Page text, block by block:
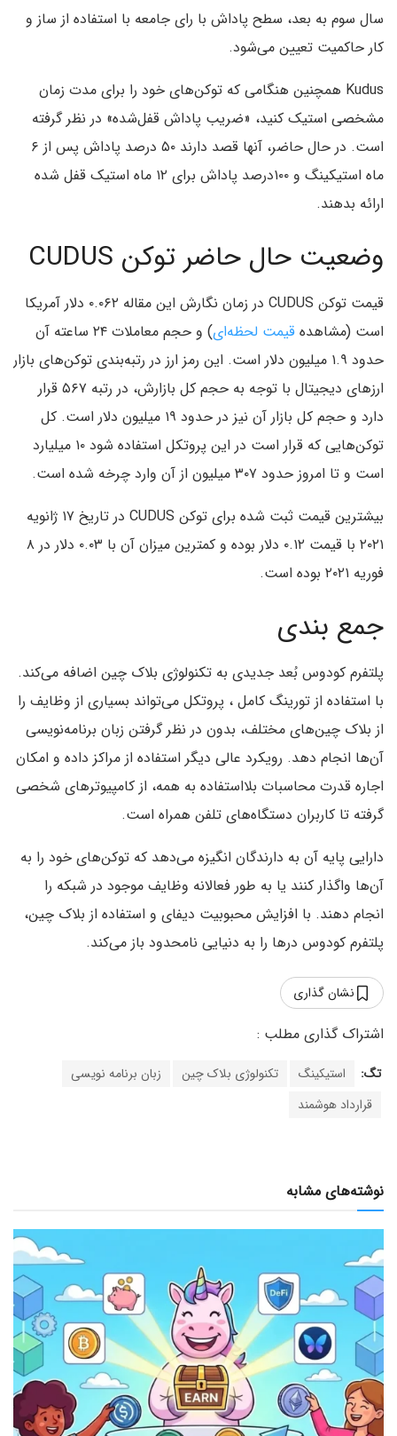
سال سوم به بعد، سطح پاداش با رای جامعه با استفاده از ساز و
کار حاکمیت تعیین می‌شود.
Kudus‌ همچنین هنگامی که توکن‌های خود را برای مدت زمان
مشخصی استیک کنید، «ضریب پاداش قفل‌شده» در نظر گرفته
است. در حال حاضر، آنها قصد دارند ۵۰ درصد پاداش پس از ۶
ماه استیکینگ و ۱۰۰درصد پاداش برای ۱۲ ماه استیک قفل شده
ارائه بدهند.
وضعیت حال حاضر توکن CUDUS
قیمت توکن CUDUS در زمان نگارش این مقاله ۰.۰۶۲ دلار آمریکا
است (مشاهده قیمت لحظه‌ای
) و حجم معاملات ۲۴ ساعته آن
حدود ۱.۹ میلیون دلار است. این رمز ارز در رتبه‌بندی توکن‌های بازار
ارزهای دیجیتال با توجه به حجم کل بازارش، در رتبه ۵۶۷ قرار
دارد و حجم کل بازار آن نیز در حدود ۱۹ میلیون دلار است. کل
توکن‌هایی که قرار است در این پروتکل استفاده شود ۱۰ میلیارد
است و تا امروز حدود ۳۰۷ میلیون از آن وارد چرخه شده است.
بیشترین قیمت ثبت شده برای توکن CUDUS در تاریخ ۱۷ ژانویه
۲۰۲۱ با قیمت ۰.۱۲ دلار بوده و کمترین میزان آن با ۰.۰۳ دلار در ۸
فوریه ۲۰۲۱ بوده است.
جمع بندی
پلتفرم کودوس بُعد جدیدی به تکنولوژی بلاک چین اضافه می‌کند.
با استفاده از تورینگ کامل ، پروتکل می‌تواند بسیاری از وظایف را
از بلاک چین‌های مختلف، بدون در نظر گرفتن زبان برنامه‌نویسی
آن‌ها انجام دهد. رویکرد عالی دیگر استفاده از مراکز داده و امکان
اجاره قدرت محاسبات بلااستفاده به همه، از کامپیوترهای شخصی
گرفته تا کاربران دستگاه‌های تلفن همراه است.
دارایی پایه آن به دارندگان انگیزه می‌دهد که توکن‌های خود را به
آن‌ها واگذار کنند یا به طور فعالانه وظایف موجود در شبکه را
انجام دهند. با افزایش محبوبیت دیفای و استفاده از بلاک چین،
پلتفرم کودوس درها را به دنیایی نامحدود باز می‌کند.
نشان گذاری
تگ: استیکینگ تکنولوژی بلاک چین
زبان برنامه نویسی
قرارداد هوشمند
نوشته‌های مشابه